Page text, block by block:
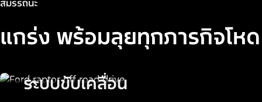
สมรรถนะ
แกร่ง พร้อมลุยทุกภารกิจโหด
ระบบขับเคลื่อน